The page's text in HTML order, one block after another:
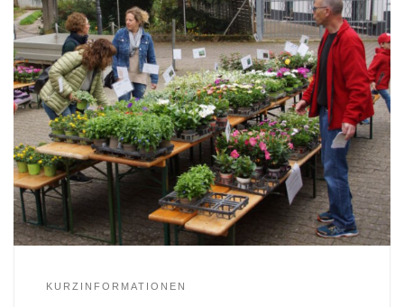
KURZINFORMATIONEN